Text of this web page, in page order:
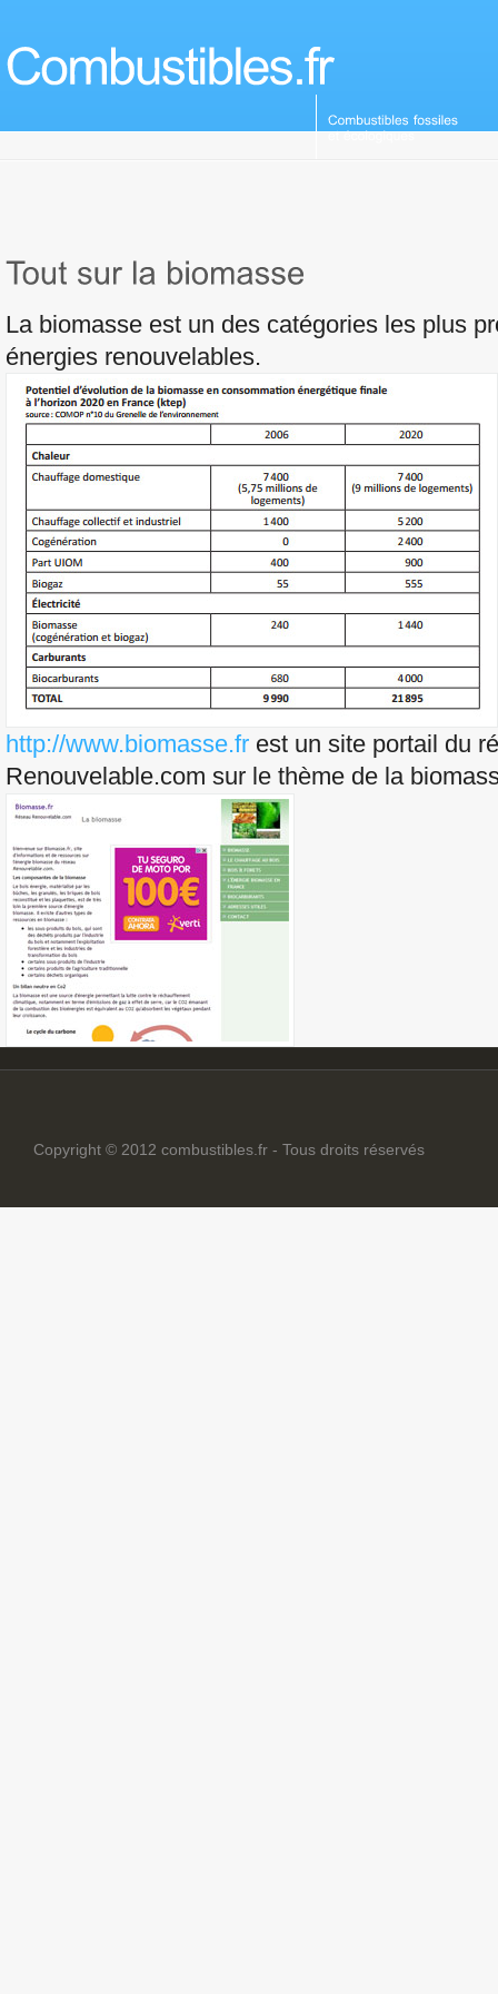
La biomasse est un des catégories les plus
énergies renouvelables.
http://www.biomasse.fr est un site portail du
Renouvelable.com sur le thème de la
Copyright © 2012 combustibles.fr - Tous droits réservés